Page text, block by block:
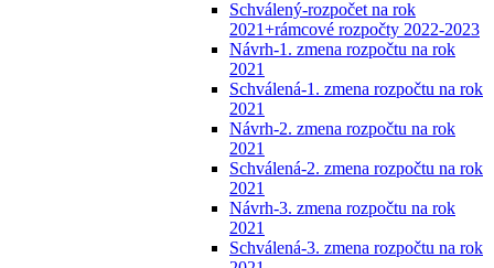
Schválený-rozpočet na rok
2021+rámcové rozpočty 2022-2023
Návrh-1. zmena rozpočtu na rok
2021
Schválená-1. zmena rozpočtu na rok
2021
Návrh-2. zmena rozpočtu na rok
2021
Schválená-2. zmena rozpočtu na rok
2021
Návrh-3. zmena rozpočtu na rok
2021
Schválená-3. zmena rozpočtu na rok